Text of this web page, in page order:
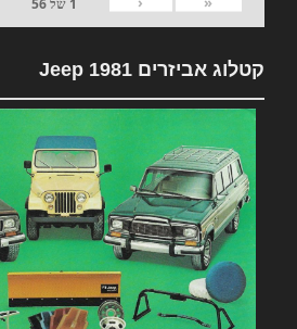
קטלוג אביזרים 1981 Jeep